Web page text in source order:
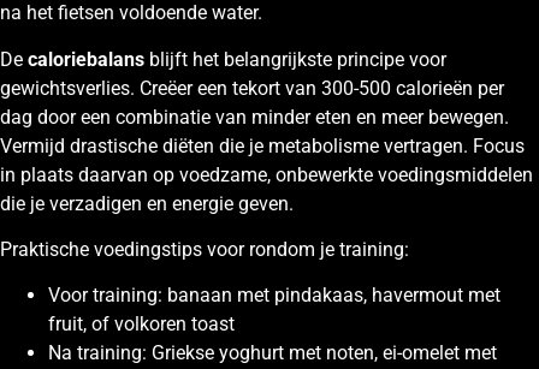
na het fietsen voldoende water.
De caloriebalans blijft het belangrijkste principe voor
gewichtsverlies. Creëer een tekort van 300-500 calorieën per
dag door een combinatie van minder eten en meer bewegen.
Vermijd drastische diëten die je metabolisme vertragen. Focus
in plaats daarvan op voedzame, onbewerkte voedingsmiddelen
die je verzadigen en energie geven.
Praktische voedingstips voor rondom je training:
Voor training: banaan met pindakaas, havermout met
fruit, of volkoren toast
Na training: Griekse yoghurt met noten, ei-omelet met